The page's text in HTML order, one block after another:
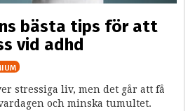
bästa tips för att
vid adhd
stressiga liv, men det går att få
och minska tumultet.